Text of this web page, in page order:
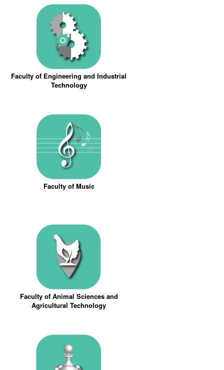
Faculty of Engineering and Industrial
Technology
Faculty of Music
Faculty of Animal Sciences and
Agricultural Technology